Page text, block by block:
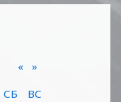
«
»
СБ ВС